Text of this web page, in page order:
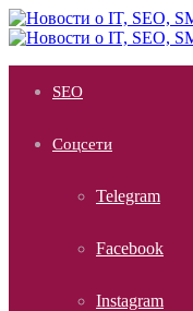
Меню
SEO
Соцсети
Telegram
Facebook
Instagram